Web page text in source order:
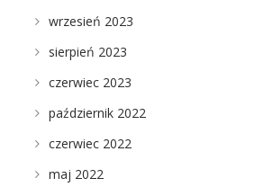
wrzesień 2023
sierpień 2023
czerwiec 2023
październik 2022
czerwiec 2022
maj 2022